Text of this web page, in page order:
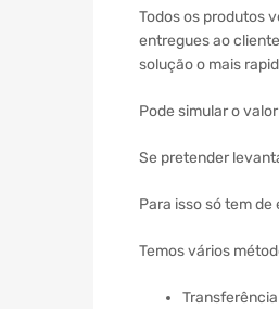
Todos os produtos
entregues ao
solução o mais
Pode simular o
Se pretender
Para isso só tem
Temos vários